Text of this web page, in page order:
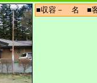
■収容－ 名 ■